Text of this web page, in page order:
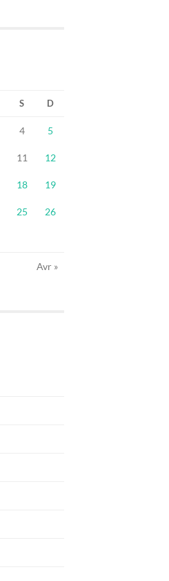
S D
4 5
11 12
18 19
25 26
Avr »